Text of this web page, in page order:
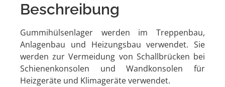
Beschreibung
Gummihülsenlager werden im Treppenbau,
Anlagenbau und Heizungsbau verwendet. Sie
werden zur Vermeidung von Schallbrücken bei
Schienenkonsolen und Wandkonsolen für
Heizgeräte und Klimageräte verwendet.